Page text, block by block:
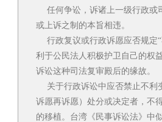
任何争讼，诉诸上一级行政或
或上诉之制的本旨相违。
行政复议或行政诉愿应否规定“
利于公民法人积极护卫自己的权
诉讼这种司法复审殿后的缘故。
关于行政诉讼中应否禁止不利
诉愿再诉愿）处分或决定者，不
的移植。台湾《民事诉讼法》中